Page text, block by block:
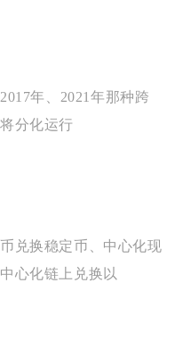
年、2021年那种跨
分化运行
兑换稳定币、中心化现
心化链上兑换以